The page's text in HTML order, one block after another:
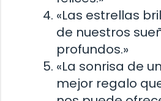
«Las estrellas
de nuestros
profundos.»
«La sonrisa de
mejor regalo